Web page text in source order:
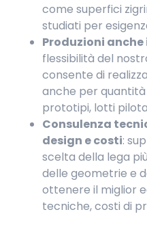
come superfici
studiati per
Produzioni
flessibilità del
consente di
anche per
prototipi, lotti
Consulenza
design e costi:
scelta della lega
delle geometrie e
ottenere il miglior
tecniche, costi di